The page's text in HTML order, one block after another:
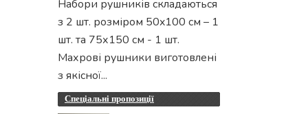
Набори рушників складаються
з 2 шт. розміром 50x100 см – 1
шт. та 75х150 см - 1 шт.
Махрові рушники виготовлені
з якісної...
Спеціальні пропозиції